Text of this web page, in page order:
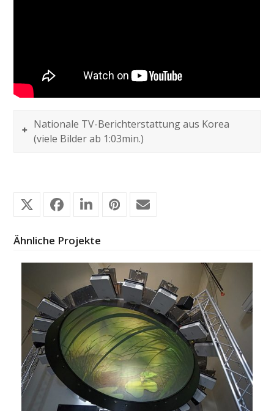
Nationale TV-Berichterstattung aus Korea
(viele Bilder ab 1:03min.)
Ähnliche Projekte